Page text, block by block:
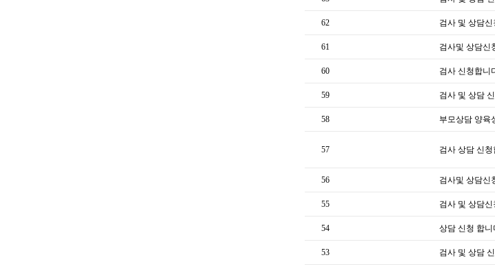
62 검사 및 상담신
61 검사및 상담신
60 검사 신청합니
59 검사 및 상담
58 부모상담 양육
57 검사 상담 신청
56 검사및 상담신
55 검사 및 상담신
54 상담 신청 합니
53 검사 및 상담